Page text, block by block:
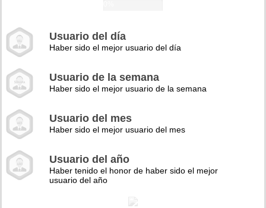
Usuario del día
Haber sido el mejor usuario del día
Usuario de la semana
Haber sido el mejor usuario de la semana
Usuario del mes
Haber sido el mejor usuario del mes
Usuario del año
Haber tenido el honor de haber sido el mejor
usuario del año